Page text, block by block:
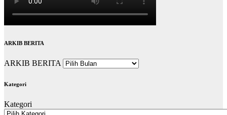
ARKIB BERITA
ARKIB BERITA
Kategori
Kategori